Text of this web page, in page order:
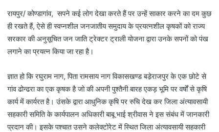
रायपुर/ कोण्डागांव, सपने कई लोग देखा करते हैं पर उन्हें साकार करने का दम कुछ
ही रखते हैं, ऐसे ही स्वप्नशील जनजातीय समुदाय के प्रयत्नशील कृषकों को राज्य
सरकार की अनुसूचित जन जाति ट्रेक्टर ट्राली योजना द्वारा उनके सपनों को पंख
लगाने का प्रयत्न किया जा रहा है।
ज्ञात हो कि रघुराम नाग, पिता रामसाय नाग विकासखण्ड बडे़राजपुर के एक छोटे से
गांव ढोन्ढरा का एक कृषक है जो की अपनी पुश्तैनी बारह एकड़ भूमि पर वर्षों से कृषि
कार्य में कार्यरत है। उंसके द्वारा आधुनिक कृषि पर रुचि देख कर जिला अंत्यावसायी
सहकारी समिति के कार्यपालन अधिकारी बाबू भाई श्रीवास ने इस संबंध में जानकारी
प्रदान की। इसके पश्चात उसने कलेक्टोरेट में स्थित जिला अंत्यावसायी सहकारी